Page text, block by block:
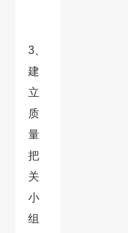
3、
建
立
质
量
把
关
小
组